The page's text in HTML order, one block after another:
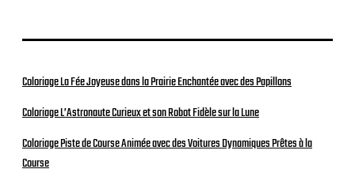
Coloriage La Fée Joyeuse dans la Prairie Enchantée avec des Papillons
Coloriage L’Astronaute Curieux et son Robot Fidèle sur la Lune
Coloriage Piste de Course Animée avec des Voitures Dynamiques Prêtes à la
Course